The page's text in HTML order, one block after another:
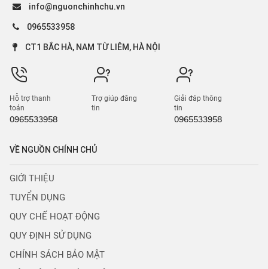
info@nguonchinhchu.vn
0965533958
CT1 BẮC HÀ, NAM TỪ LIÊM, HÀ NỘI
Hỗ trợ thanh
toán
0965533958
Trợ giúp đăng
tin
Giải đáp thông
tin
0965533958
VỀ NGUỒN CHÍNH CHỦ
GIỚI THIỆU
TUYỂN DỤNG
QUY CHẾ HOẠT ĐỘNG
QUY ĐỊNH SỬ DỤNG
CHÍNH SÁCH BẢO MẬT